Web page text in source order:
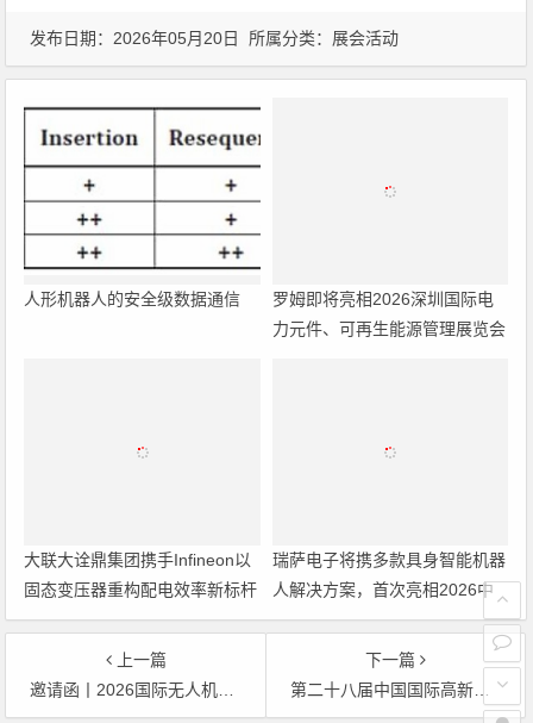
发布日期：2026年05月20日 所属分类： 展会活动
人形机器人的安全级数据通信
国具身智能机器人产业大会
邀请函丨2026国际无人机应用及防控大会6月25日邀您共聚北京
第二十八届中国国际高新技术成果交易会
文章导航